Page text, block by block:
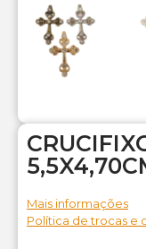
Mais informações
Política de trocas e